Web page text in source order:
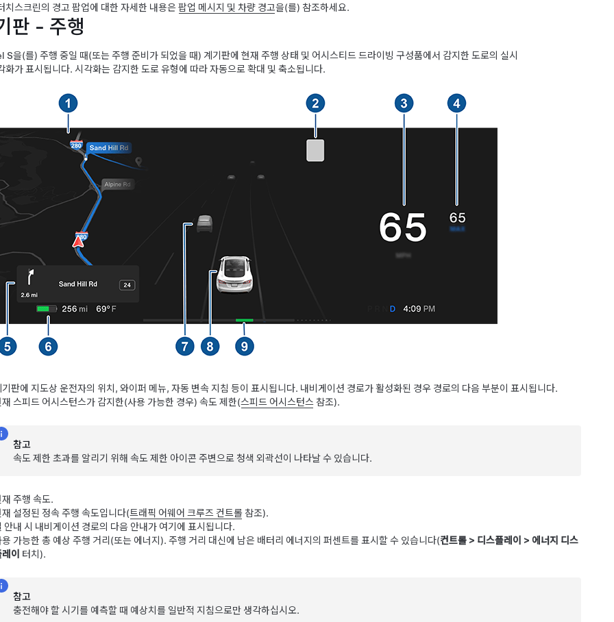
치스크린의 경고 팝업에 대한 자세한 내용은팝업 메시지 및 차량 경고을(를) 참조하세요.
판 - 주행
S을(를) 주행 중일 때(또는 주행 준비가 되었을 때) 계기판에 현재 주행 상태 및 어시스티드 드라이빙 구성품에서 감지한 도로의 실시
화가 표시됩니다. 시각화는 감지한 도로 유형에 따라 자동으로 확대 및 축소됩니다.
기판에 지도상 운전자의 위치, 와이퍼 메뉴, 자동 변속 지침 등이 표시됩니다. 내비게이션 경로가 활성화된 경우 경로의 다음 부분이 표시됩니다.
재 스피드 어시스턴스가 감지한(사용 가능한 경우) 속도 제한(스피드 어시스턴스 참조).
참고
속도 제한 초과를 알리기 위해 속도 제한 아이콘 주변으로 청색 외곽선이 나타날 수 있습니다.
재 주행 속도.
재 설정된 정속 주행 속도입니다(트래픽 어웨어 크루즈 컨트롤 참조).
안내 시 내비게이션 경로의 다음 안내가 여기에 표시됩니다.
용 가능한 총 예상 주행 거리(또는 에너지). 주행 거리 대신에 남은 배터리 에너지의 퍼센트를 표시할 수 있습니다(컨트롤 > 디스플레이 > 에너지 디스
이 터치).
참고
충전해야 할 시기를 예측할 때 예상치를 일반적 지침으로만 생각하십시오.